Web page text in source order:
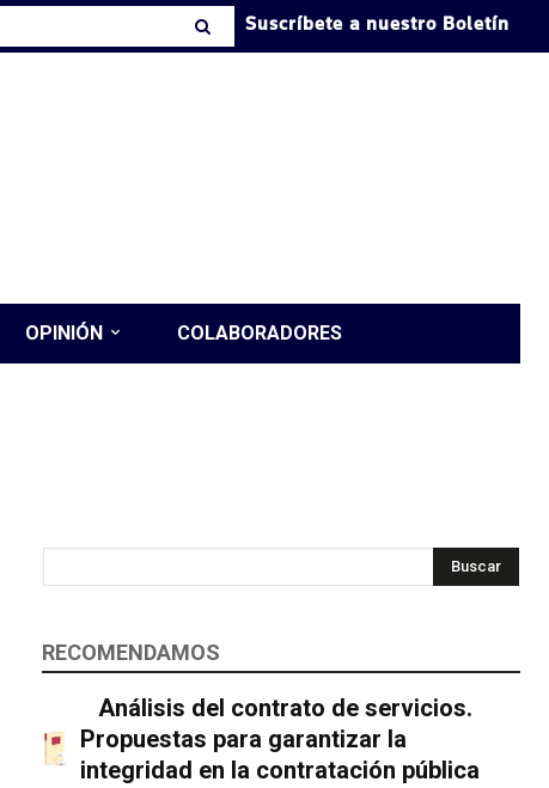
Suscríbete a nuestro Boletín
OPINIÓN COLABORADORES
Buscar
RECOMENDAMOS
Análisis del contrato de servicios.
Propuestas para garantizar la
integridad en la contratación pública